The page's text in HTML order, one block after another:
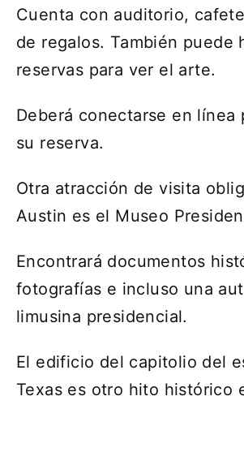
Cuenta con auditorio,
de regalos. También puede
reservas para ver el arte.
Deberá conectarse en línea
su reserva.
Otra atracción de visita
Austin es el Museo
Encontrará documentos
fotografías e incluso una
limusina presidencial.
El edificio del capitolio del
Texas es otro hito histórico